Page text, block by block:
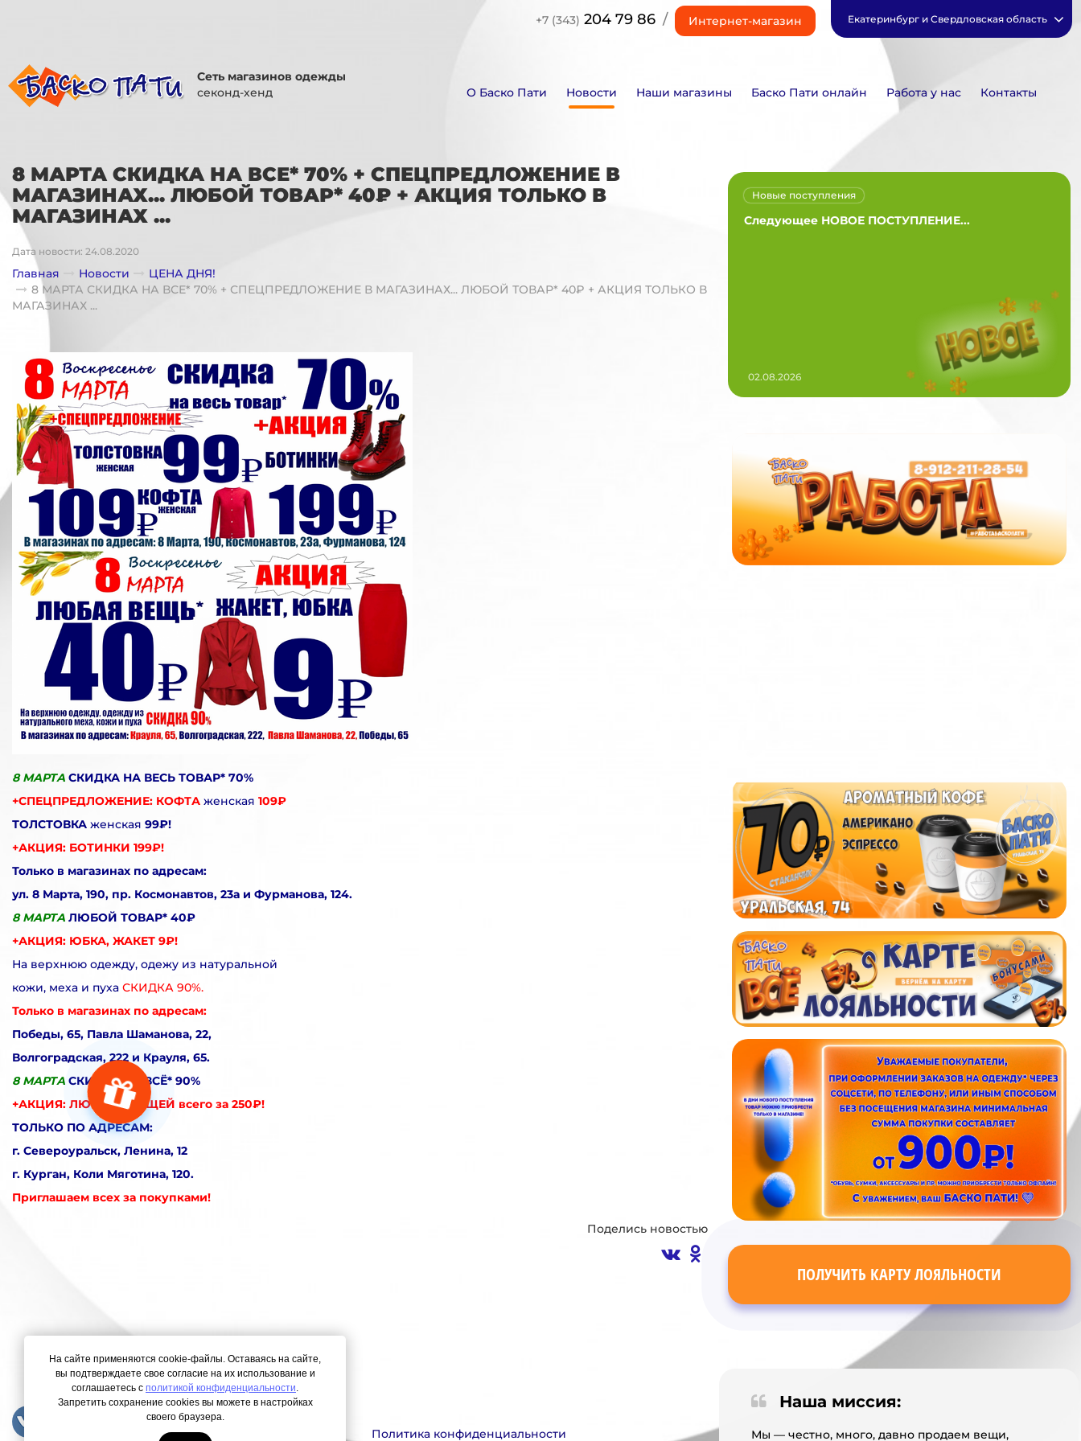
+7 (343) 204 79 86 / Интернет-магазин Екатеринбург и Свердловская область
Сеть магазинов одежды
секонд-хенд
О Баско Пати Новости Наши магазины Баско Пати онлайн Работа у нас Контакты
8 МАРТА СКИДКА НА ВСЕ* 70% + СПЕЦПРЕДЛОЖЕНИЕ В
МАГАЗИНАХ... ЛЮБОЙ ТОВАР* 40₽ + АКЦИЯ ТОЛЬКО В
МАГАЗИНАХ ...
Дата новости: 24.08.2020
Главная Новости
ЦЕНА ДНЯ!
8 МАРТА СКИДКА НА ВСЕ* 70% + СПЕЦПРЕДЛОЖЕНИЕ В МАГАЗИНАХ... ЛЮБОЙ ТОВАР* 40₽ + АКЦИЯ ТОЛЬКО В
МАГАЗИНАХ ...
8 МАРТА СКИДКА НА ВЕСЬ ТОВАР* 70%
+СПЕЦПРЕДЛОЖЕНИЕ: КОФТА женская 109₽
ТОЛСТОВКА женская 99₽!
+АКЦИЯ: БОТИНКИ 199₽!
Только в магазинах по адресам:
ул. 8 Марта, 190, пр. Космонавтов, 23а и Фурманова, 124.
8 МАРТА ЛЮБОЙ ТОВАР* 40₽
+АКЦИЯ: ЮБКА, ЖАКЕТ 9₽!
На верхнюю одежду, одежу из натуральной
кожи, меха и пуха СКИДКА 90%.
Только в магазинах по адресам:
Победы, 65, Павла Шаманова, 22,
Волгоградская, 222 и Крауля, 65.
8 МАРТА СКИДКА НА ВСЁ* 90%
+АКЦИЯ: ЛЮБЫЕ 5 ВЕЩЕЙ всего за 250₽!
ТОЛЬКО ПО АДРЕСАМ:
г. Североуральск, Ленина, 12
г. Курган, Коли Мяготина, 120.
Приглашаем всех за покупками!
Поделись новостью
Следующее НОВОЕ ПОСТУПЛЕНИЕ...
Новые поступления
02.08.2026
ПОЛУЧИТЬ КАРТУ ЛОЯЛЬНОСТИ
Политика конфиденциальности
Наша миссия:
Мы — честно, много, давно продаем вещи,
На сайте применяются cookie-файлы. Оставаясь на сайте,
вы подтверждаете свое согласие на их использование и
соглашаетесь с политикой конфиденциальности.
Запретить сохранение cookies вы можете в настройках
своего браузера.